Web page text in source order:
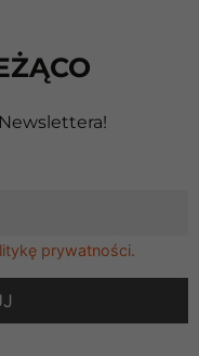
prywatności.